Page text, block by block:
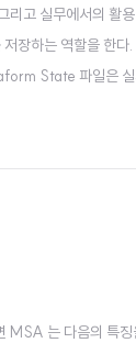
고 실무에서의 활
장하는 역할을 한
State 파일은
MSA 는 다음의 특징